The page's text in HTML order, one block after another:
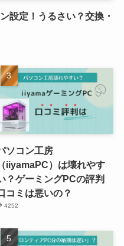
設定！うるさい？交換・
ソコン工房
（iiyamaPC）は壊れやす
？ゲーミングPCの評判
コミは悪いの？
4252